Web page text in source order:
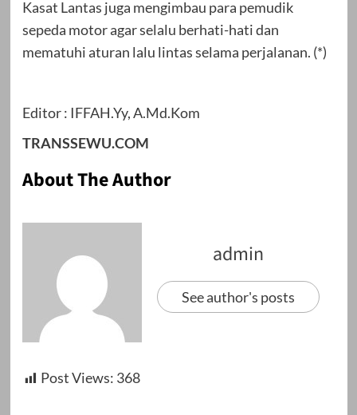
Kasat Lantas juga mengimbau para pemudik
sepeda motor agar selalu berhati-hati dan
mematuhi aturan lalu lintas selama perjalanan. (*)
Editor : IFFAH.Yy, A.Md.Kom
TRANSSEWU.COM
About The Author
admin
See author's posts
Post Views: 368